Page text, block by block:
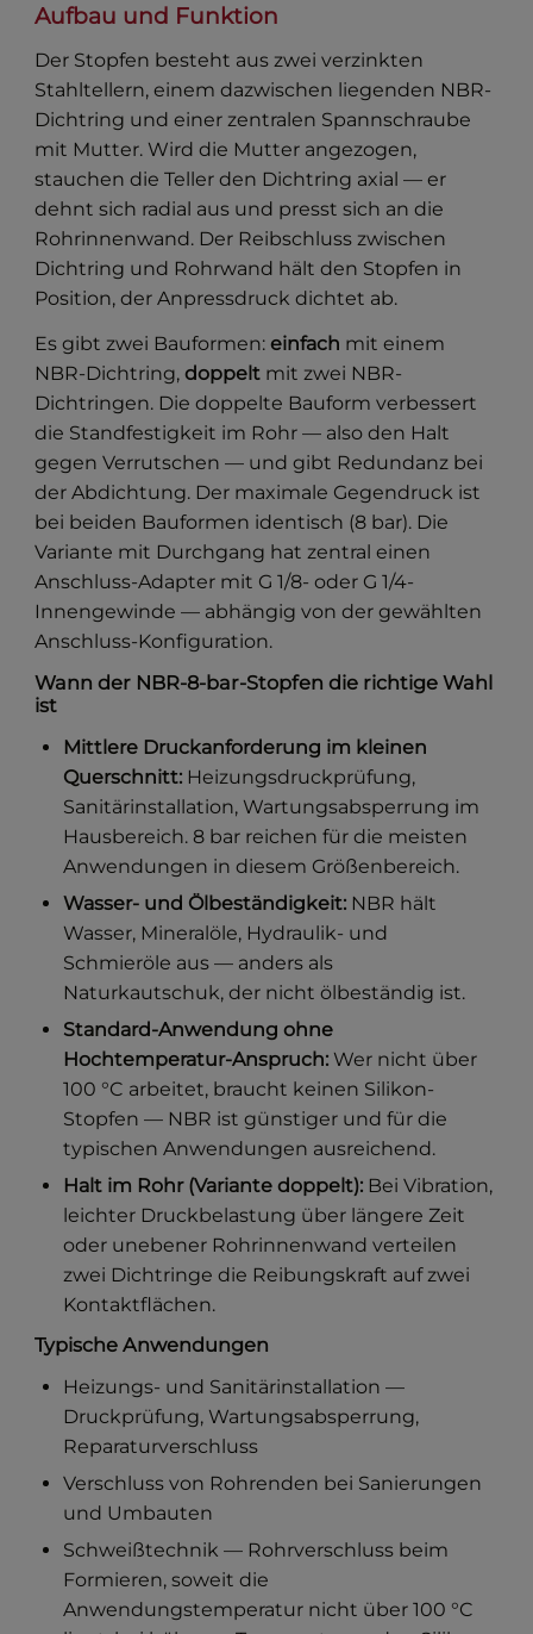
Aufbau und Funktion
Der Stopfen besteht aus zwei verzinkten
Stahltellern, einem dazwischen liegenden NBR-
Dichtring und einer zentralen Spannschraube
mit Mutter. Wird die Mutter angezogen,
stauchen die Teller den Dichtring axial — er
dehnt sich radial aus und presst sich an die
Rohrinnenwand. Der Reibschluss zwischen
Dichtring und Rohrwand hält den Stopfen in
Position, der Anpressdruck dichtet ab.
Es gibt zwei Bauformen:einfach mit einem
NBR-Dichtring,doppelt mit zwei NBR-
Dichtringen. Die doppelte Bauform verbessert
die Standfestigkeit im Rohr — also den Halt
gegen Verrutschen — und gibt Redundanz bei
der Abdichtung. Der maximale Gegendruck ist
bei beiden Bauformen identisch (8 bar). Die
Variante mit Durchgang hat zentral einen
Anschluss-Adapter mit G 1/8- oder G 1/4-
Innengewinde — abhängig von der gewählten
Anschluss-Konfiguration.
Wann der NBR-8-bar-Stopfen die richtige Wahl
ist
Mittlere Druckanforderung im kleinen
Querschnitt: Heizungsdruckprüfung,
Sanitärinstallation, Wartungsabsperrung im
Hausbereich. 8 bar reichen für die meisten
Anwendungen in diesem Größenbereich.
Wasser- und Ölbeständigkeit: NBR hält
Wasser, Mineralöle, Hydraulik- und
Schmieröle aus — anders als
Naturkautschuk, der nicht ölbeständig ist.
Standard-Anwendung ohne
Hochtemperatur-Anspruch: Wer nicht über
100 °C arbeitet, braucht keinen Silikon-
Stopfen — NBR ist günstiger und für die
typischen Anwendungen ausreichend.
Halt im Rohr (Variante doppelt): Bei Vibration,
leichter Druckbelastung über längere Zeit
oder unebener Rohrinnenwand verteilen
zwei Dichtringe die Reibungskraft auf zwei
Kontaktflächen.
Typische Anwendungen
Heizungs- und Sanitärinstallation —
Druckprüfung, Wartungsabsperrung,
Reparaturverschluss
Verschluss von Rohrenden bei Sanierungen
und Umbauten
Schweißtechnik — Rohrverschluss beim
Formieren, soweit die
Anwendungstemperatur nicht über 100 °C